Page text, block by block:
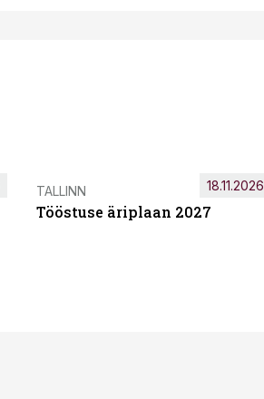
TALLINN
Tööstuse äriplaan 2027
18.11.2026